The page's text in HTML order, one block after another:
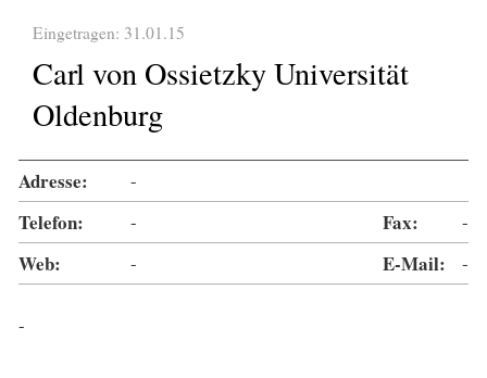
Eingetragen: 31.01.15
Carl von Ossietzky Universität
Oldenburg
Adresse: -
Telefon: - Fax: -
Web: - E-Mail: -
-